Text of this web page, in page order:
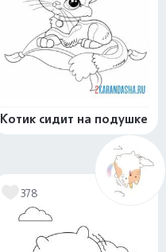
Котик сидит на подушке
378